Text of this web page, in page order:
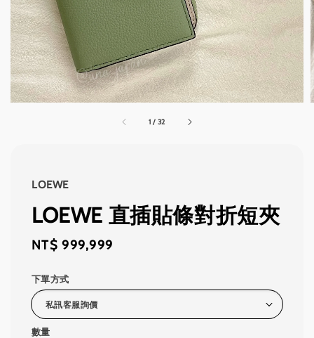
1 / 32
LOEWE
LOEWE 直插貼條對折短夾
Regular
NT$ 999,999
下單方式
數量